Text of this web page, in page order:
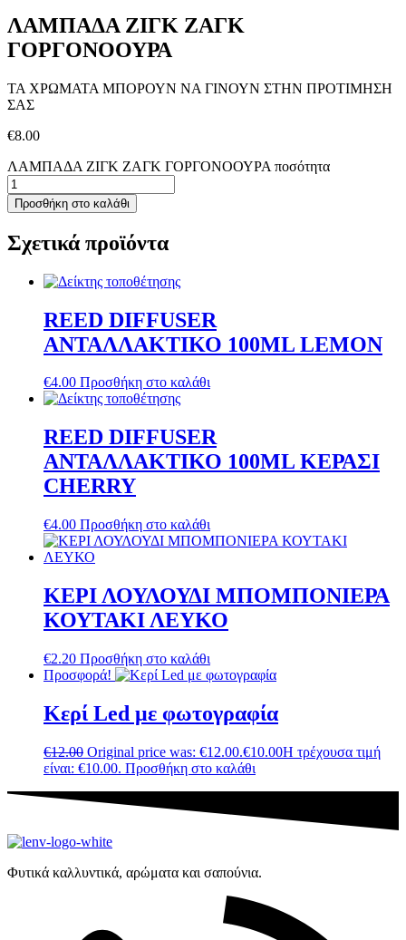
ΛΑΜΠΑΔΑ ΖΙΓΚ ΖΑΓΚ
ΓΟΡΓΟΝΟΟΥΡΑ
ΤΑ ΧΡΩΜΑΤΑ ΜΠΟΡΟΥΝ ΝΑ ΓΙΝΟΥΝ ΣΤΗΝ ΠΡΟΤΙΜΗΣΗ
ΣΑΣ
€8.00
ΛΑΜΠΑΔΑ ΖΙΓΚ ΖΑΓΚ ΓΟΡΓΟΝΟΟΥΡΑ ποσότητα
Προσθήκη στο καλάθι
Σχετικά προϊόντα
REED DIFFUSER
ΑΝΤΑΛΛΑΚΤΙΚΟ 100ML LEMON
€4.00 Προσθήκη στο καλάθι
REED DIFFUSER
ΑΝΤΑΛΛΑΚΤΙΚΟ 100ML ΚΕΡΑΣΙ
CHERRY
€4.00 Προσθήκη στο καλάθι
ΚΕΡΙ ΛΟΥΛΟΥΔΙ ΜΠΟΜΠΟΝΙΕΡΑ
ΚΟΥΤΑΚΙ ΛΕΥΚΟ
€2.20 Προσθήκη στο καλάθι
Προσφορά!
Κερί Led με φωτογραφία
€12.00 Original price was: €12.00.€10.00Η τρέχουσα τιμή
είναι: €10.00. Προσθήκη στο καλάθι
Φυτικά καλλυντικά, αρώματα και σαπούνια.